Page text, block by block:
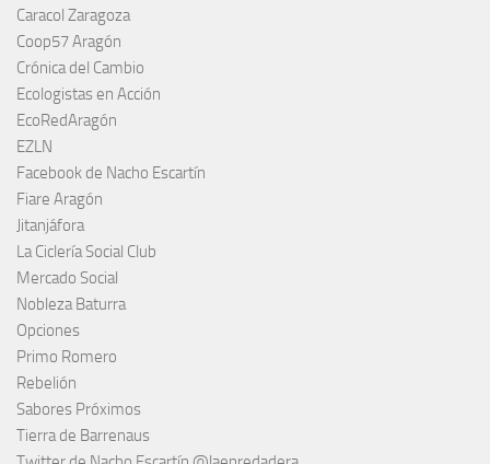
Caracol Zaragoza
Coop57 Aragón
Crónica del Cambio
Ecologistas en Acción
EcoRedAragón
EZLN
Facebook de Nacho Escartín
Fiare Aragón
Jitanjáfora
La Ciclería Social Club
Mercado Social
Nobleza Baturra
Opciones
Primo Romero
Rebelión
Sabores Próximos
Tierra de Barrenaus